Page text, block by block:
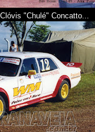
"Chulé" Concatto...